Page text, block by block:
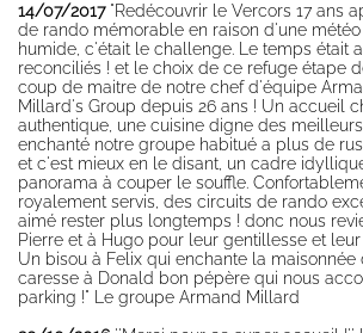
14/07/2017"Redécouvrir le Vercors 17 ans
de rando mémorable en raison d'une
humide, c'était le challenge. Le temps était
reconciliés ! et le choix de ce refuge étape
coup de maitre de notre chef d'équipe
Millard's Group depuis 26 ans ! Un accueil
authentique, une cuisine digne des
enchanté notre groupe habitué a plus de
et c'est mieux en le disant, un cadre
panorama à couper le souffle.
royalement servis, des circuits de rando
aimé rester plus longtemps ! donc nous
Pierre et à Hugo pour leur gentillesse et
Un bisou à Felix qui enchante la maisonnée
caresse à Donald bon pépère qui nous
parking !" Le groupe Armand Millard